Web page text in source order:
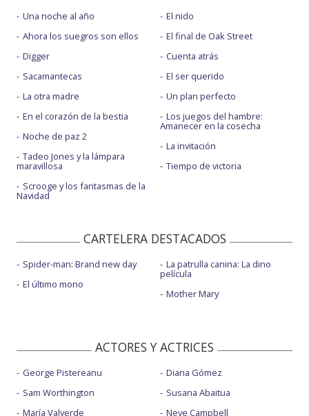
Una noche al año
Ahora los suegros son ellos
Digger
Sacamantecas
La otra madre
En el corazón de la bestia
Noche de paz 2
Tadeo Jones y la lámpara
maravillosa
Scrooge y los fantasmas de la
Navidad
El nido
El final de Oak Street
Cuenta atrás
El ser querido
Un plan perfecto
Los juegos del hambre:
Amanecer en la cosecha
La invitación
Tiempo de victoria
CARTELERA DESTACADOS
Spider-man: Brand new day
El último mono
La patrulla canina: La dino
película
Mother Mary
ACTORES Y ACTRICES
George Pistereanu
Sam Worthington
María Valverde
Diana Gómez
Susana Abaitua
Neve Campbell